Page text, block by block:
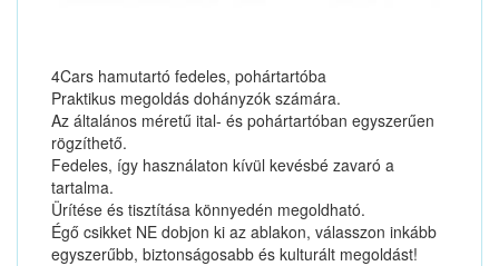
4Cars hamutartó fedeles, pohártartóba
Praktikus megoldás dohányzók számára.
Az általános méretű ital- és pohártartóban egyszerűen
rögzíthető.
Fedeles, így használaton kívül kevésbé zavaró a
tartalma.
Ürítése és tisztítása könnyedén megoldható.
Égő csikket NE dobjon ki az ablakon, válasszon inkább
egyszerűbb, biztonságosabb és kulturált megoldást!